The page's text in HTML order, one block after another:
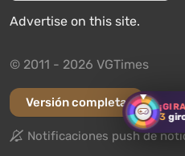
3
Advertise on this site.
© 2011 - 2026 VGTimes
Versión completa
Notificaciones push de